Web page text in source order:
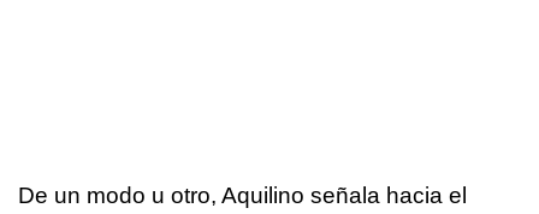
De un modo u otro, Aquilino señala hacia el